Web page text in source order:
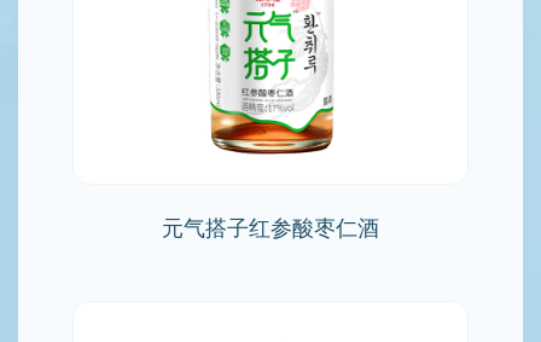
元气搭子红参酸枣仁酒